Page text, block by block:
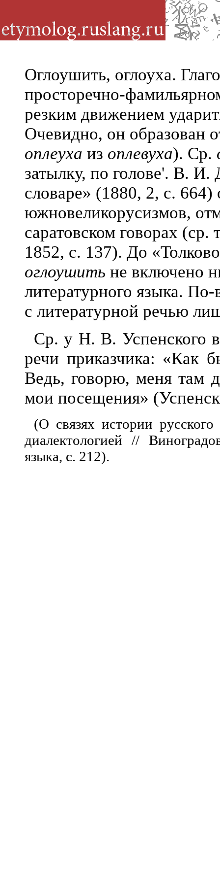
Оглоушить, оглоуха.
просторечно-
резким движением
Очевидно, он образован
оплеуха из оплевуха). Ср.
затылку, по голове'. В. И.
словаре» (1880, 2, с. 664)
южновеликорусизмов,
саратовском говорах
1852, с. 137). До
оглоушить не включено
литературного языка.
с литературной речью
Ср. у Н. В. Успенского
речи приказчика: «Как
Ведь, говорю, меня там
мои посещения»
(О связях истории русского
диалектологией //
языка, с. 212).